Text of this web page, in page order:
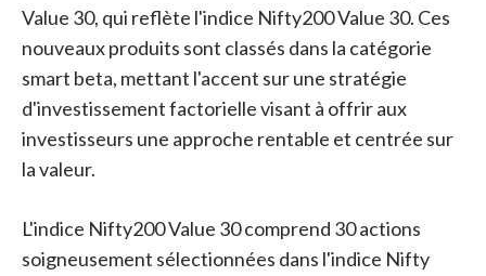
Value 30, qui reflète l'indice Nifty200 Value 30. Ces
nouveaux produits sont classés dans la catégorie
smart beta, mettant l'accent sur une stratégie
d'investissement factorielle visant à offrir aux
investisseurs une approche rentable et centrée sur
la valeur.
L'indice Nifty200 Value 30 comprend 30 actions
soigneusement sélectionnées dans l'indice Nifty